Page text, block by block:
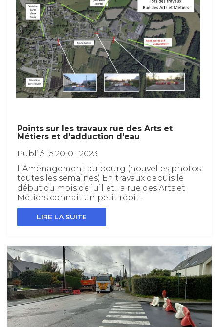
Points sur les travaux rue des Arts et
Métiers et d'adduction d'eau
Publié le 20-01-2023
L’Aménagement du bourg (nouvelles photos
toutes les semaines) En travaux depuis le
début du mois de juillet, la rue des Arts et
Métiers connait un petit répit...
LIRE LA SUITE